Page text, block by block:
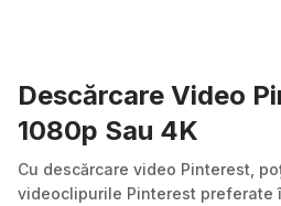
Descărcare Video
1080p Sau 4K
Cu descărcare video Pinterest,
videoclipurile Pinterest preferate